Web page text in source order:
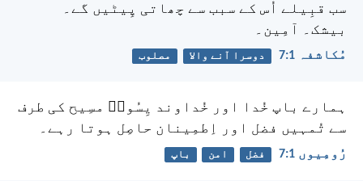
سب قبِیلے اُس کے سبب سے چھاتی پِیٹیں گے۔
بیشک۔ آمِین۔
مُکاشفہ 1:‏7 دوسرا آنے والا مصلوب
ہمارے باپ خُدا اور خُداوند یِسُوعؔ مسِیح کی طرف
سے تُمہیں فضل اور اِطمِینان حاصِل ہوتا رہے۔
رُومِیوں 1:‏7 فضل امن باپ